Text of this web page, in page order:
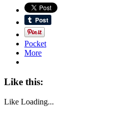
Pocket
More
Like this:
Like Loading...